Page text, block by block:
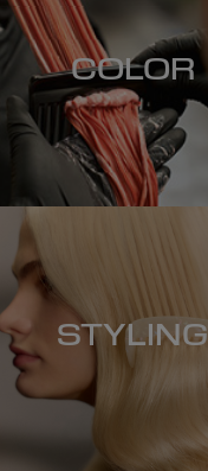
COLOR
STYLING